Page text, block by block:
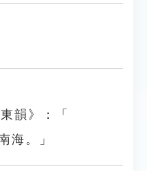
韻》：「
海。」